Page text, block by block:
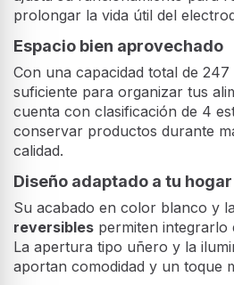
prolongar la vida útil del
Espacio bien aprovechado
Con una capacidad total de
suficiente para organizar tus
cuenta con clasificación de 4
conservar productos durante
calidad.
Diseño adaptado a tu hogar
Su acabado en color blanco y
reversibles permiten integrarlo
La apertura tipo uñero y la
aportan comodidad y un toque